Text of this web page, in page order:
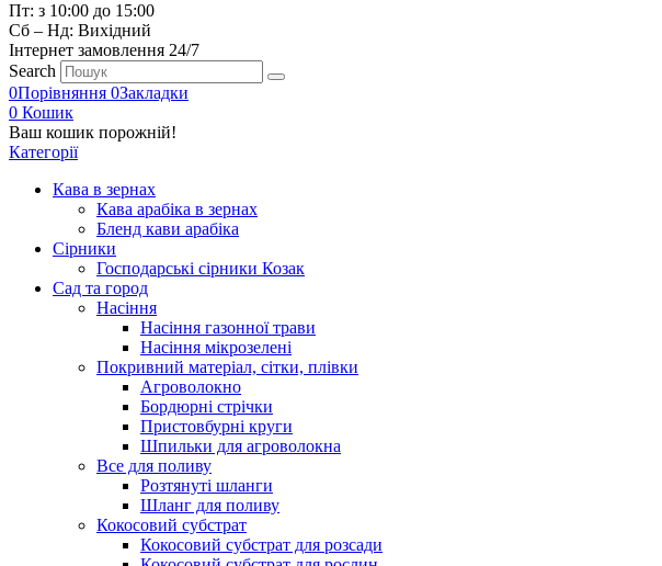
Пт: з 10:00 до 15:00
Сб – Нд: Вихідний
Інтернет замовлення 24/7
Search
0Порівняння 0Закладки
0 Кошик
Ваш кошик порожній!
Категорії
Кава в зернах
Кава арабіка в зернах
Бленд кави арабіка
Сірники
Господарські сірники Козак
Сад та город
Насіння
Насіння газонної трави
Насіння мікрозелені
Покривний матеріал, сітки, плівки
Агроволокно
Бордюрні стрічки
Пристовбурні круги
Шпильки для агроволокна
Все для поливу
Розтянуті шланги
Шланг для поливу
Кокосовий субстрат
Кокосовий субстрат для розсади